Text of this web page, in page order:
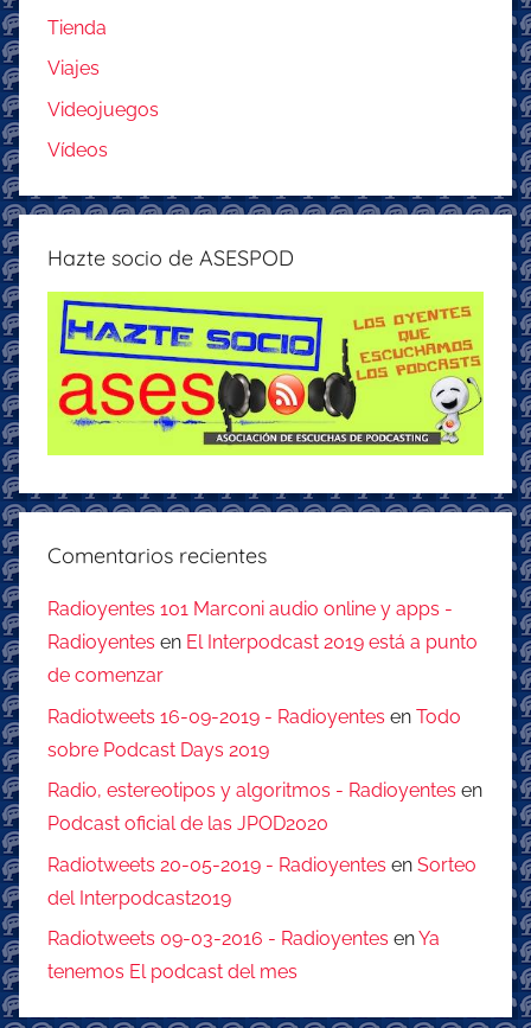
Tienda
Viajes
Videojuegos
Vídeos
Hazte socio de ASESPOD
Comentarios recientes
Radioyentes 101 Marconi audio online y apps -
Radioyentes en El Interpodcast 2019 está a punto
de comenzar
Radiotweets 16-09-2019 - Radioyentes en Todo
sobre Podcast Days 2019
Radio, estereotipos y algoritmos - Radioyentes en
Podcast oficial de las JPOD2020
Radiotweets 20-05-2019 - Radioyentes en Sorteo
del Interpodcast2019
Radiotweets 09-03-2016 - Radioyentes enYa
tenemos El podcast del mes